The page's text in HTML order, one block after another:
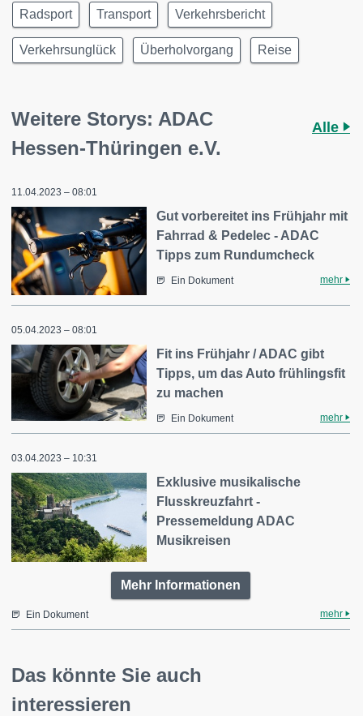
Radsport Transport Verkehrsbericht
Verkehrsunglück Überholvorgang Reise
Weitere Storys: ADAC
Hessen-Thüringen e.V.
Alle
11.04.2023 – 08:01
Gut vorbereitet ins Frühjahr mit
Fahrrad & Pedelec - ADAC
Tipps zum Rundumcheck
Ein Dokument mehr
05.04.2023 – 08:01
Fit ins Frühjahr / ADAC gibt
Tipps, um das Auto frühlingsfit
zu machen
Ein Dokument mehr
03.04.2023 – 10:31
Exklusive musikalische
Flusskreuzfahrt -
Pressemeldung ADAC
Musikreisen
Mehr Informationen
Ein Dokument mehr
Das könnte Sie auch
interessieren